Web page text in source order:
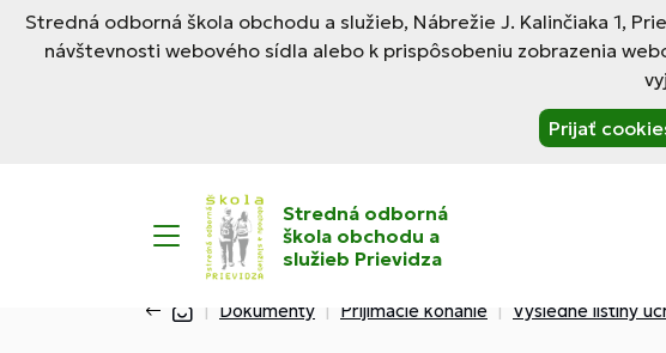
Stredná odborná škola obchodu a služieb, Nábrežie J. Kalinčiaka 1,
návštevnosti webového sídla alebo k prispôsobeniu zobrazenia
Prijať
Stredná odborná
škola obchodu a
služieb Prievidza
Dokumenty Prijímacie konanie Výsledné listiny